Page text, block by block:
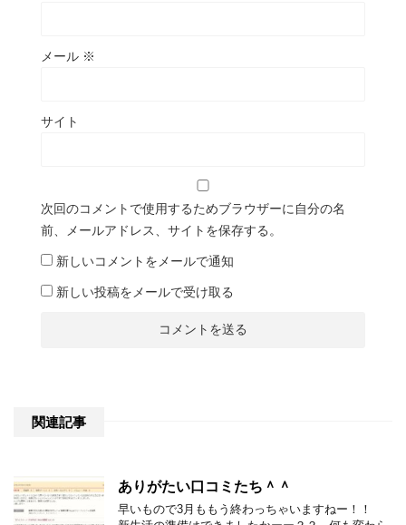
メール ※
サイト
次回のコメントで使用するためブラウザーに自分の名
前、メールアドレス、サイトを保存する。
新しいコメントをメールで通知
新しい投稿をメールで受け取る
関連記事
ありがたい口コミたち＾＾
早いもので3月ももう終わっちゃいますねー！！